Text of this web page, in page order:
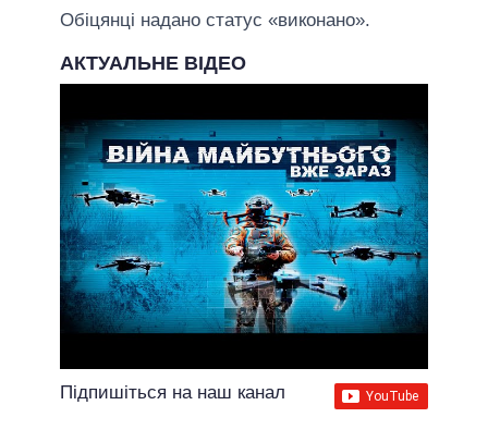
Обіцянці надано статус «виконано».
АКТУАЛЬНЕ ВІДЕО
Підпишіться на наш канал